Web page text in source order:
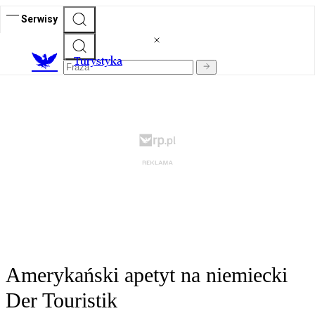
Serwisy
Turystyka
Amerykański apetyt na niemiecki
Der Touristik